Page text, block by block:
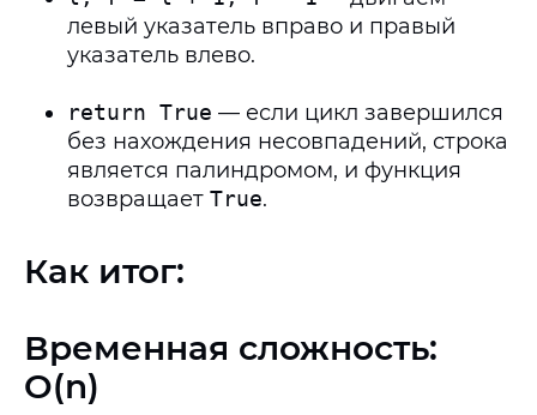
левый указатель вправо и правый
указатель влево.
return True — если цикл завершился
без нахождения несовпадений, строка
является палиндромом, и функция
возвращает True.
Как итог:
Временная сложность:
O(n)